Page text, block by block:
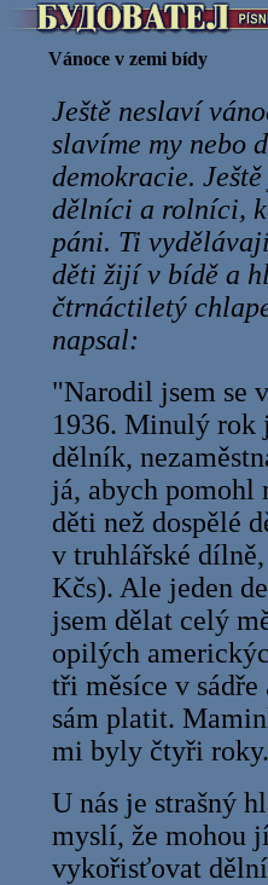
Vánoce v zemi bídy
Ještě neslaví
slavíme my nebo
demokracie.
dělníci a rolníci,
páni. Ti
děti žijí v bídě a
čtrnáctiletý
napsal:
"Narodil jsem se
1936. Minulý rok
dělník,
já, abych pomohl
děti než dospělé
v truhlářské
Kčs). Ale jeden
jsem dělat celý
opilých
tři měsíce v
sám platit.
mi byly čtyři
U nás je strašný
myslí, že mohou
vykořisťovat